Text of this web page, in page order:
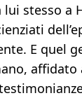
stesso a
E quel
affidato